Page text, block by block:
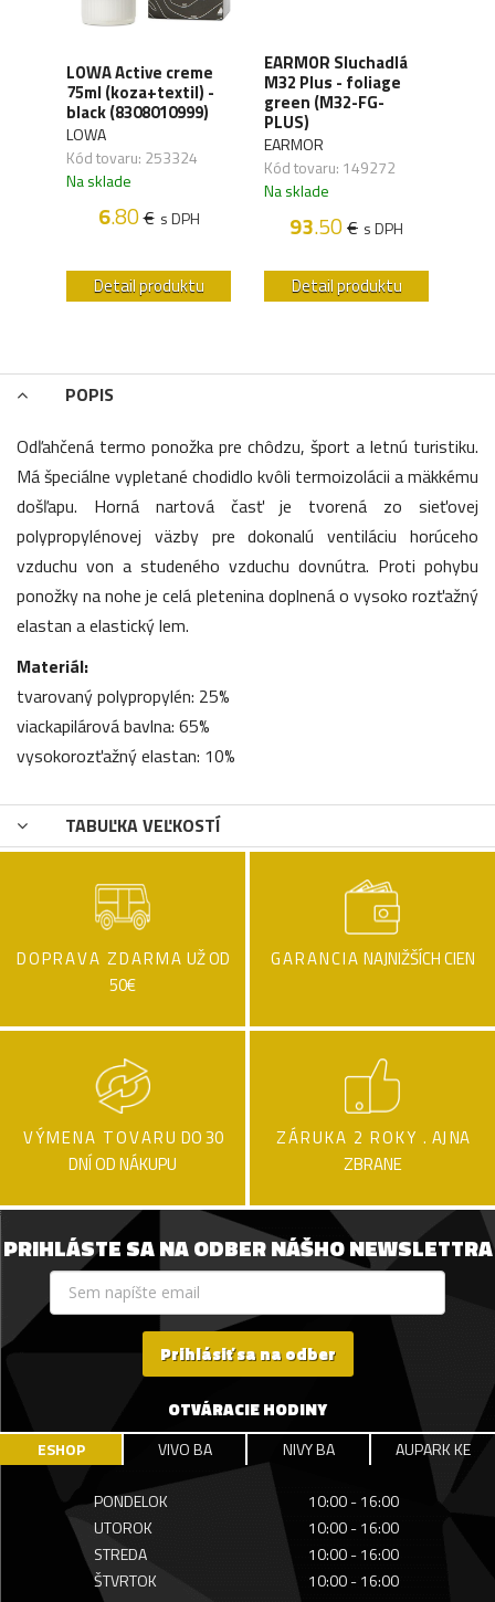
LOWA Active creme
75ml (koza+textil) -
black (8308010999)
LOWA
Kód tovaru: 253324
Na sklade
6.80€ s DPH
Detail produktu
EARMOR Sluchadlá
M32 Plus - foliage
green (M32-FG-
PLUS)
EARMOR
Kód tovaru: 149272
Na sklade
93.50€ s DPH
Detail produktu
POPIS
Odľahčená termo ponožka pre chôdzu, šport a letnú turistiku.
Má špeciálne vypletané chodidlo kvôli termoizolácii a mäkkému
došľapu. Horná nartová časť je tvorená zo sieťovej
polypropylénovej väzby pre dokonalú ventiláciu horúceho
vzduchu von a studeného vzduchu dovnútra. Proti pohybu
ponožky na nohe je celá pletenina doplnená o vysoko rozťažný
elastan a elastický lem.
Materiál:
tvarovaný polypropylén: 25%
viackapilárová bavlna: 65%
vysokorozťažný elastan: 10%
TABUĽKA VEĽKOSTÍ
DOPRAVA ZDARMA UŽ OD
50€
GARANCIA NAJNIŽŠÍCH CIEN
VÝMENA TOVARU DO 30
DNÍ OD NÁKUPU
ZÁRUKA 2 ROKY . AJ NA
ZBRANE
PRIHLÁSTE SA NA ODBER NÁŠHO NEWSLETTRA
Prihlásiť sa na odber
OTVÁRACIE HODINY
ESHOP VIVO BA NIVY BA AUPARK KE
PONDELOK
10:00 - 16:00
UTOROK
10:00 - 16:00
STREDA
10:00 - 16:00
ŠTVRTOK
10:00 - 16:00